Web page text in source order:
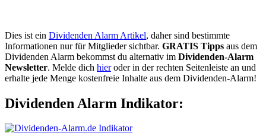
Dies ist ein Dividenden Alarm Artikel, daher sind bestimmte
Informationen nur für Mitglieder sichtbar. GRATIS Tipps aus dem
Dividenden Alarm bekommst du alternativ im Dividenden-Alarm
Newsletter. Melde dich hieroder in der rechten Seitenleiste an und
erhalte jede Menge kostenfreie Inhalte aus dem Dividenden-Alarm!
Dividenden Alarm Indikator: